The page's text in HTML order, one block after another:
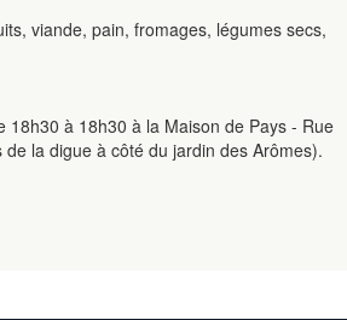
viande, pain, fromages, légumes secs,
18h30 à 18h30 à la Maison de Pays - Rue
la digue à côté du jardin des Arômes).